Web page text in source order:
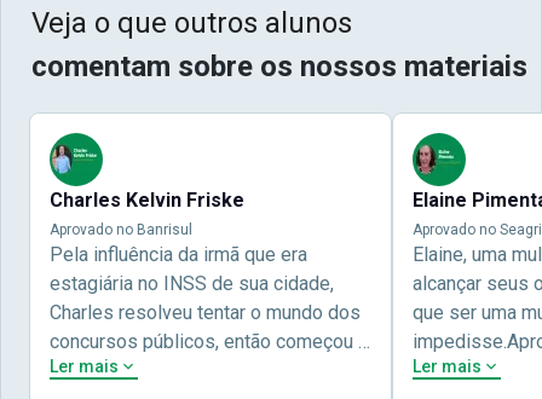
Veja o que outros alunos
comentam sobre os nossos materiais
Charles Kelvin Friske
Aprovado no Banrisul
Pela influência da irmã que era
estagiária no INSS de sua cidade,
Charles resolveu tentar o mundo dos
concursos públicos, então começou a
estudar com contéudo gratuito que a
Ler mais
Elaine
Aprovado no
Elaine, uma
alcançar seus
que ser uma
concursos
Ler mais